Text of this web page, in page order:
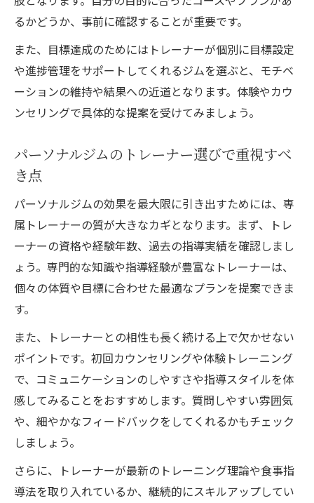
るかどうか、事前に確認することが重要です。
また、目標達成のためにはトレーナーが個別に目標設定
や進捗管理をサポートしてくれるジムを選ぶと、モチベ
ーションの維持や結果への近道となります。体験やカウ
ンセリングで具体的な提案を受けてみましょう。
パーソナルジムのトレーナー選びで重視すべ
き点
パーソナルジムの効果を最大限に引き出すためには、専
属トレーナーの質が大きなカギとなります。まず、トレ
ーナーの資格や経験年数、過去の指導実績を確認しまし
ょう。専門的な知識や指導経験が豊富なトレーナーは、
個々の体質や目標に合わせた最適なプランを提案できま
す。
また、トレーナーとの相性も長く続ける上で欠かせない
ポイントです。初回カウンセリングや体験トレーニング
で、コミュニケーションのしやすさや指導スタイルを体
感してみることをおすすめします。質問しやすい雰囲気
や、細やかなフィードバックをしてくれるかもチェック
しましょう。
さらに、トレーナーが最新のトレーニング理論や食事指
導法を取り入れているか、継続的にスキルアップしてい